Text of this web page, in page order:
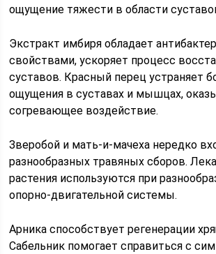
ощущение тяжести в области
Экстракт имбиря обладает
свойствами, ускоряет процесс
суставов. Красный перец устраняет
ощущения в суставах и мышцах,
согревающее воздействие.
Зверобой и мать-и-мачеха нередко
разнообразных травяных сборов.
растения используются при
опорно-двигательной системы.
Арника способствует регенерации
Сабельник помогает справиться с